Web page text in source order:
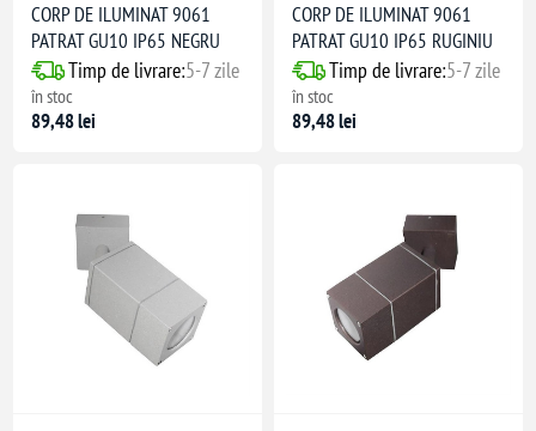
CORP DE ILUMINAT 9061
PATRAT GU10 IP65 NEGRU
Timp de livrare:5-7 zile
în stoc
89,48 lei
CORP DE ILUMINAT 9061
PATRAT GU10 IP65 RUGINIU
Timp de livrare:5-7 zile
în stoc
89,48 lei